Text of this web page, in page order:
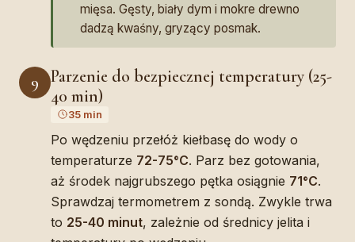
mięsa. Gęsty, biały dym i mokre drewno
dadzą kwaśny, gryzący posmak.
9
Parzenie do bezpiecznej temperatury (25-
40 min)
35 min
Po wędzeniu przełóż kiełbasę do wody o
temperaturze 72-75°C. Parz bez gotowania,
aż środek najgrubszego pętka osiągnie 71°C.
Sprawdzaj termometrem z sondą. Zwykle trwa
to 25-40 minut, zależnie od średnicy jelita i